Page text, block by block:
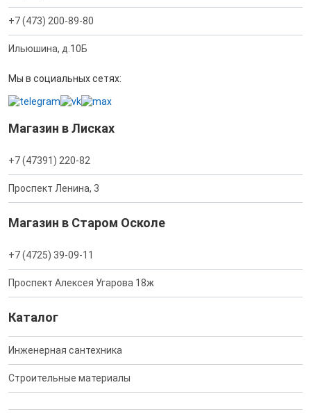
+7 (473) 200-89-80
Ильюшина, д.10Б
Мы в социальных сетях:
Магазин в Лисках
+7 (47391) 220-82
Проспект Ленина, 3
Магазин в Старом Осколе
+7 (4725) 39-09-11
Проспект Алексея Угарова 18ж
Каталог
Инженерная сантехника
Строительные материалы